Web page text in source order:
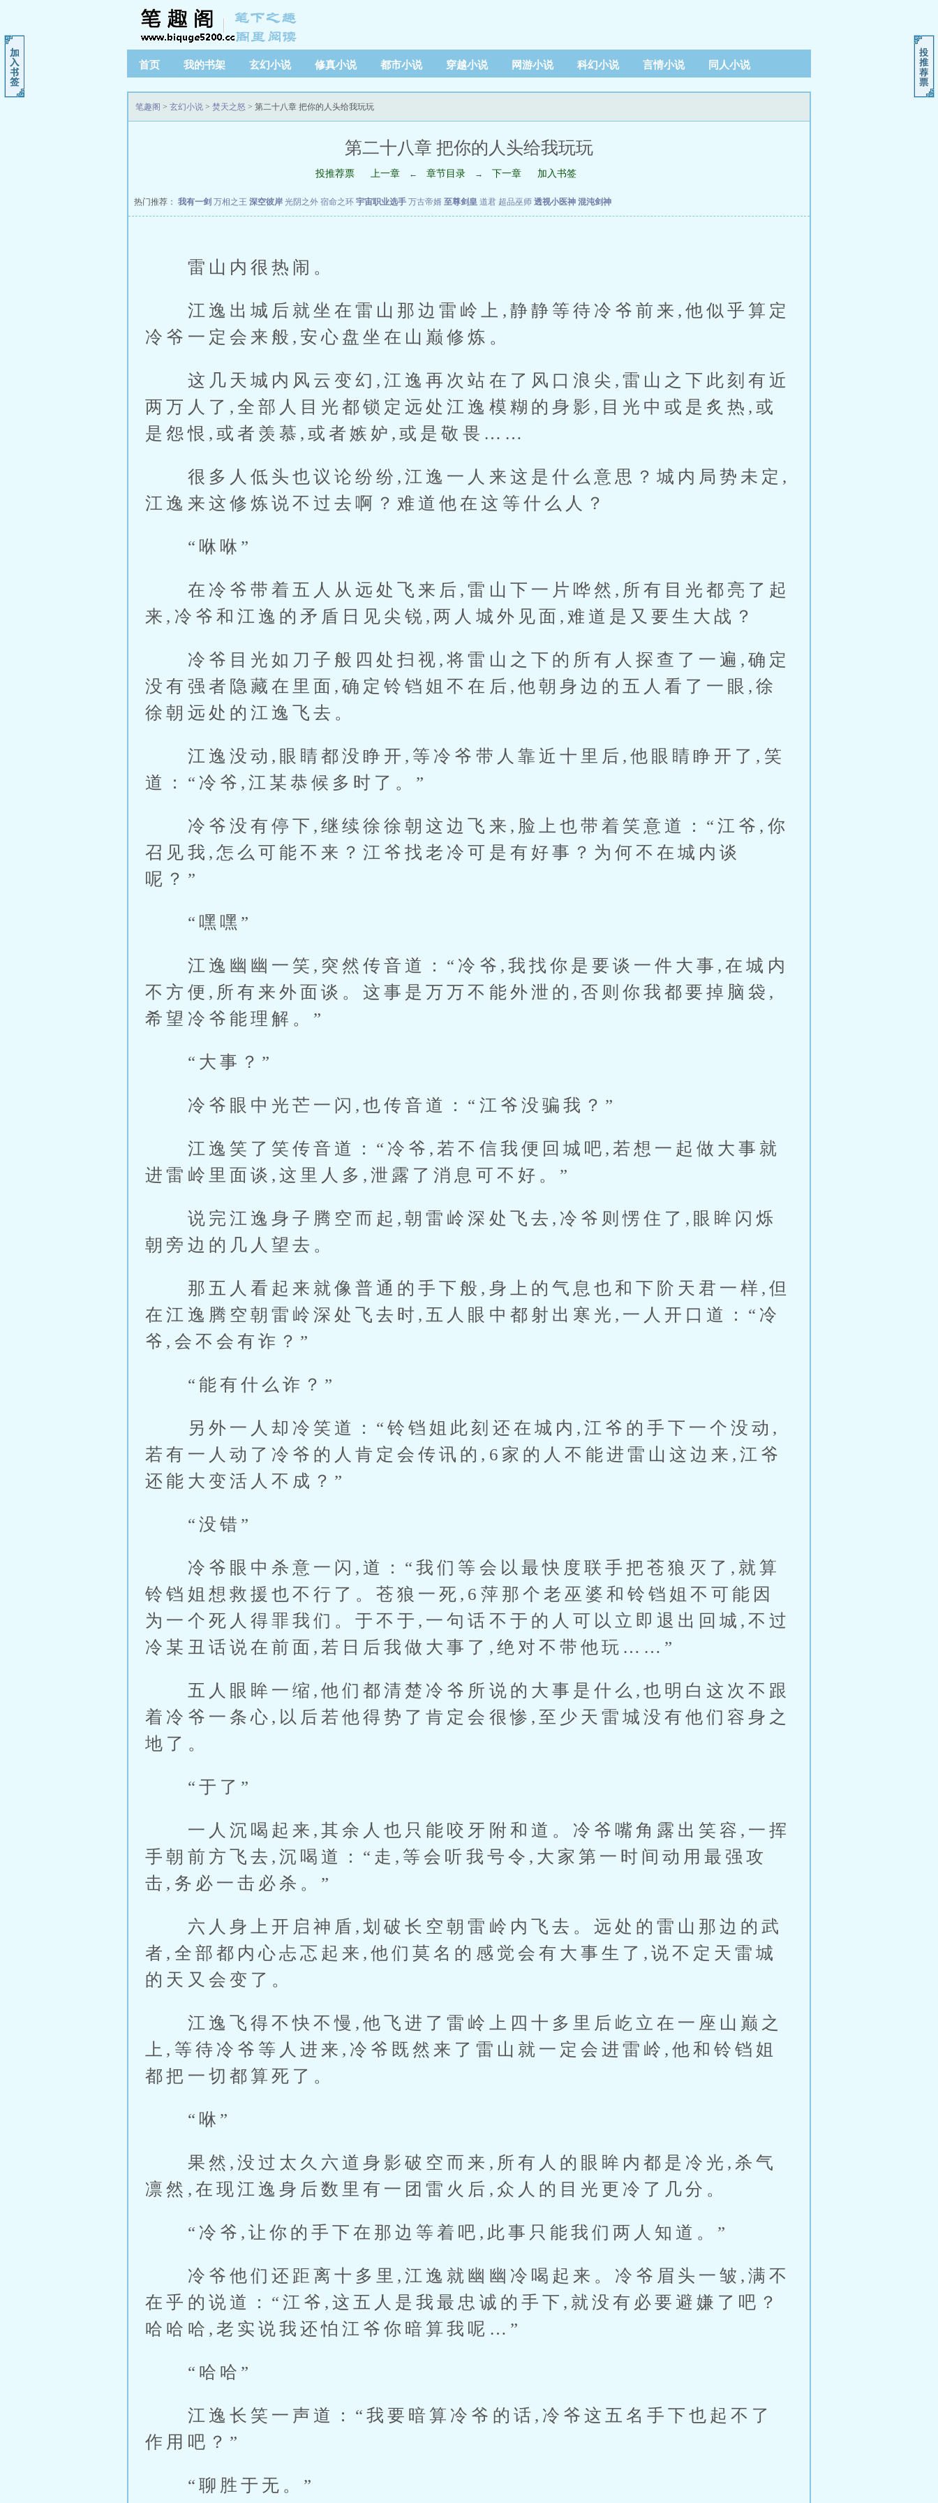
首页 我的书架 玄幻小说 修真小说 都市小说 穿越小说 网游小说 科幻小说 言情小说 同人小说
笔趣阁 > 玄幻小说 > 焚天之怒 > 第二十八章 把你的人头给我玩玩
第二十八章 把你的人头给我玩玩
投推荐票 上一章 ← 章节目录 → 下一章 加入书签
热门推荐： 我有一剑 万相之王 深空彼岸 光阴之外 宿命之环 宇宙职业选手 万古帝婿 至尊剑皇 道君 超品巫师 透视小医神 混沌剑神
雷山内很热闹。
江逸出城后就坐在雷山那边雷岭上,静静等待冷爷前来,他似乎算定
冷爷一定会来般,安心盘坐在山巅修炼。
这几天城内风云变幻,江逸再次站在了风口浪尖,雷山之下此刻有近
两万人了,全部人目光都锁定远处江逸模糊的身影,目光中或是炙热,或
是怨恨,或者羡慕,或者嫉妒,或是敬畏……
很多人低头也议论纷纷,江逸一人来这是什么意思？城内局势未定,
江逸来这修炼说不过去啊？难道他在这等什么人？
“咻咻”
在冷爷带着五人从远处飞来后,雷山下一片哗然,所有目光都亮了起
来,冷爷和江逸的矛盾日见尖锐,两人城外见面,难道是又要生大战？
冷爷目光如刀子般四处扫视,将雷山之下的所有人探查了一遍,确定
没有强者隐藏在里面,确定铃铛姐不在后,他朝身边的五人看了一眼,徐
徐朝远处的江逸飞去。
江逸没动,眼睛都没睁开,等冷爷带人靠近十里后,他眼睛睁开了,笑
道：“冷爷,江某恭候多时了。”
冷爷没有停下,继续徐徐朝这边飞来,脸上也带着笑意道：“江爷,你
召见我,怎么可能不来？江爷找老冷可是有好事？为何不在城内谈
呢？”
“嘿嘿”
江逸幽幽一笑,突然传音道：“冷爷,我找你是要谈一件大事,在城内
不方便,所有来外面谈。这事是万万不能外泄的,否则你我都要掉脑袋,
希望冷爷能理解。”
“大事？”
冷爷眼中光芒一闪,也传音道：“江爷没骗我？”
江逸笑了笑传音道：“冷爷,若不信我便回城吧,若想一起做大事就
进雷岭里面谈,这里人多,泄露了消息可不好。”
说完江逸身子腾空而起,朝雷岭深处飞去,冷爷则愣住了,眼眸闪烁
朝旁边的几人望去。
那五人看起来就像普通的手下般,身上的气息也和下阶天君一样,但
在江逸腾空朝雷岭深处飞去时,五人眼中都射出寒光,一人开口道：“冷
爷,会不会有诈？”
“能有什么诈？”
另外一人却冷笑道：“铃铛姐此刻还在城内,江爷的手下一个没动,
若有一人动了冷爷的人肯定会传讯的,6家的人不能进雷山这边来,江爷
还能大变活人不成？”
“没错”
冷爷眼中杀意一闪,道：“我们等会以最快度联手把苍狼灭了,就算
铃铛姐想救援也不行了。苍狼一死,6萍那个老巫婆和铃铛姐不可能因
为一个死人得罪我们。于不于,一句话不于的人可以立即退出回城,不过
冷某丑话说在前面,若日后我做大事了,绝对不带他玩……”
五人眼眸一缩,他们都清楚冷爷所说的大事是什么,也明白这次不跟
着冷爷一条心,以后若他得势了肯定会很惨,至少天雷城没有他们容身之
地了。
“于了”
一人沉喝起来,其余人也只能咬牙附和道。冷爷嘴角露出笑容,一挥
手朝前方飞去,沉喝道：“走,等会听我号令,大家第一时间动用最强攻
击,务必一击必杀。”
六人身上开启神盾,划破长空朝雷岭内飞去。远处的雷山那边的武
者,全部都内心忐忑起来,他们莫名的感觉会有大事生了,说不定天雷城
的天又会变了。
江逸飞得不快不慢,他飞进了雷岭上四十多里后屹立在一座山巅之
上,等待冷爷等人进来,冷爷既然来了雷山就一定会进雷岭,他和铃铛姐
都把一切都算死了。
“咻”
果然,没过太久六道身影破空而来,所有人的眼眸内都是冷光,杀气
凛然,在现江逸身后数里有一团雷火后,众人的目光更冷了几分。
“冷爷,让你的手下在那边等着吧,此事只能我们两人知道。”
冷爷他们还距离十多里,江逸就幽幽冷喝起来。冷爷眉头一皱,满不
在乎的说道：“江爷,这五人是我最忠诚的手下,就没有必要避嫌了吧？
哈哈哈,老实说我还怕江爷你暗算我呢…”
“哈哈”
江逸长笑一声道：“我要暗算冷爷的话,冷爷这五名手下也起不了
作用吧？”
“聊胜于无。”